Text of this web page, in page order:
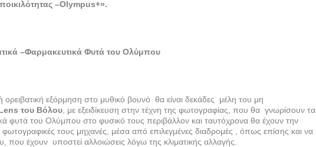
–Olympus+».
–Φαρμακευτικά Φυτά του Ολύμπου
εξόρμηση στο μυθικό βουνό θα είναι δεκάδες μέλη του μη
του Βόλου , με εξειδίκευση στην τέχνη της φωτογραφίας, που θα γνωρίσουν τα
φυτά του Ολύμπου στο φυσικό τους περιβάλλον και ταυτόχρονα θα έχουν την
φωτογραφικές τους μηχανές, μέσα από επιλεγμένες διαδρομές , όπως επίσης και να
έχουν υποστεί αλλοιώσεις λόγω της κλιματικής αλλαγής.